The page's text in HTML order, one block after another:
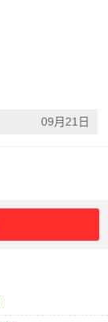
09月21日